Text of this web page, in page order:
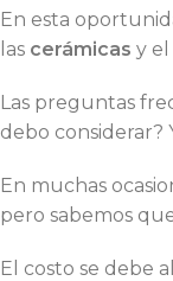
En esta
las cerámicas y el
Las preguntas
debo considerar?
En muchas
pero sabemos
El costo se debe